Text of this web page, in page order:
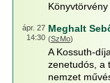
Könyvtörvény
ápr. 27
14:30
Meghalt
(SzMo)
A Kossuth-
zenetudós, a
nemzet